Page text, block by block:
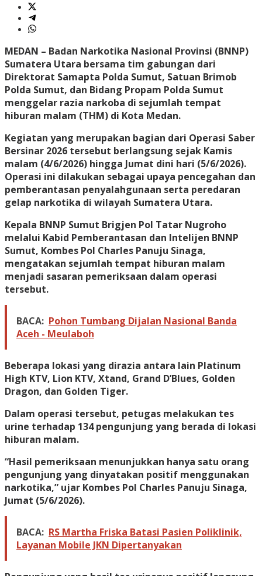
MEDAN – Badan Narkotika Nasional Provinsi (BNNP)
Sumatera Utara bersama tim gabungan dari
Direktorat Samapta Polda Sumut, Satuan Brimob
Polda Sumut, dan Bidang Propam Polda Sumut
menggelar razia narkoba di sejumlah tempat
hiburan malam (THM) di Kota Medan.
Kegiatan yang merupakan bagian dari Operasi Saber
Bersinar 2026 tersebut berlangsung sejak Kamis
malam (4/6/2026) hingga Jumat dini hari (5/6/2026).
Operasi ini dilakukan sebagai upaya pencegahan dan
pemberantasan penyalahgunaan serta peredaran
gelap narkotika di wilayah Sumatera Utara.
Kepala BNNP Sumut Brigjen Pol Tatar Nugroho
melalui Kabid Pemberantasan dan Intelijen BNNP
Sumut, Kombes Pol Charles Panuju Sinaga,
mengatakan sejumlah tempat hiburan malam
menjadi sasaran pemeriksaan dalam operasi
tersebut.
BACA: Pohon Tumbang Dijalan Nasional Banda
Aceh - Meulaboh
Beberapa lokasi yang dirazia antara lain Platinum
High KTV, Lion KTV, Xtand, Grand D’Blues, Golden
Dragon, dan Golden Tiger.
Dalam operasi tersebut, petugas melakukan tes
urine terhadap 134 pengunjung yang berada di lokasi
hiburan malam.
“Hasil pemeriksaan menunjukkan hanya satu orang
pengunjung yang dinyatakan positif menggunakan
narkotika,” ujar Kombes Pol Charles Panuju Sinaga,
Jumat (5/6/2026).
BACA: RS Martha Friska Batasi Pasien Poliklinik,
Layanan Mobile JKN Dipertanyakan